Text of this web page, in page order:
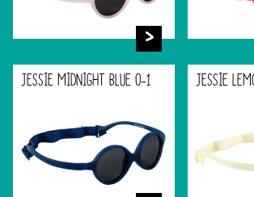
JESSIE MIDNIGHT BLUE 0-1 JESSIE